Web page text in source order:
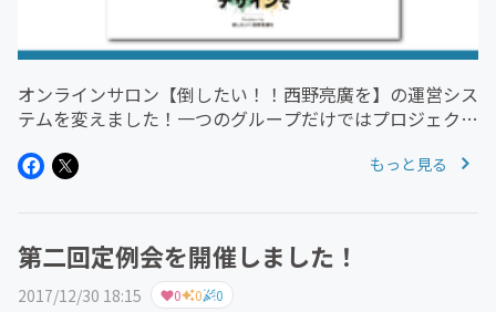
オンラインサロン【倒したい！！西野亮廣を】の運営シス
テムを変えました！一つのグループだけではプロジェクト
徴として【サロンに入ってなくてもプロジェクトに入れ
もっと見る
第二回定例会を開催しました！
2017/12/30 18:15 0 0 0